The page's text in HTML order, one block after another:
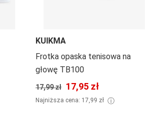
KUIKMA
Frotka opaska tenisowa na
głowę TB100
17,99 zł 17,95 zł
Najniższa cena: 17,99 zł ⓘ